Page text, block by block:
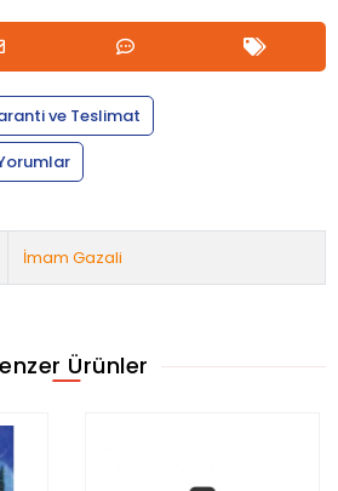
ve Teslimat
İmam Gazali
Ürünler